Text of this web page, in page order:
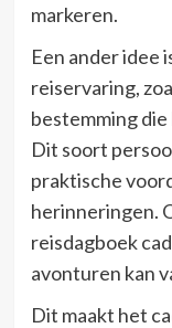
markeren.
Een ander idee
reiservaring,
bestemming
Dit soort
praktische
herinneringen.
reisdagboek
avonturen kan
Dit maakt het